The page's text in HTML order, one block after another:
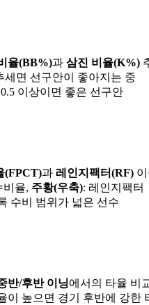
율(BB%)과 삼진 비율(K%)
세면 선구안이 좋아지는 중
이상이면 좋은 선구안
(FPCT)과 레인지팩터(RF)
비율, 주황(우축): 레인지팩터
수비 범위가 넓은 선수
반/후반 이닝에서의 타율 비
이 높으면 경기 후반에 강한